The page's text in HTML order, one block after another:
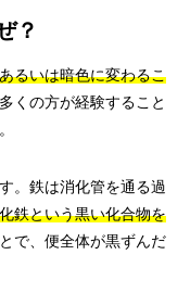
？
るいは暗色に変わるこ
くの方が経験すること
。鉄は消化管を通る過
鉄という黒い化合物を
で、便全体が黒ずんだ